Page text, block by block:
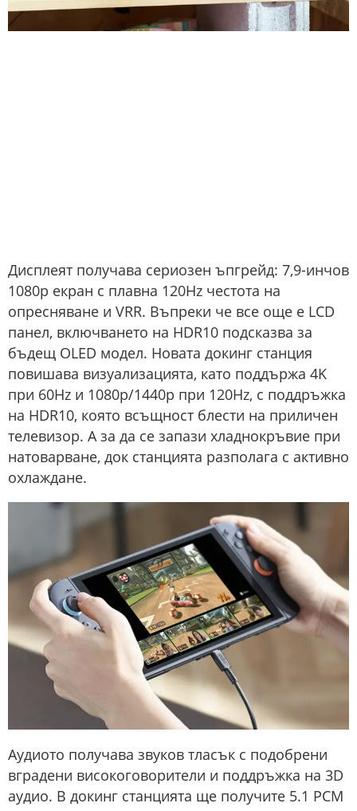
Дисплеят получава сериозен ъпгрейд: 7,9-инчов
1080p екран с плавна 120Hz честота на
опресняване и VRR. Въпреки че все още е LCD
панел, включването на HDR10 подсказва за
бъдещ OLED модел. Новата докинг станция
повишава визуализацията, като поддържа 4K
при 60Hz и 1080p/1440p при 120Hz, с поддръжка
на HDR10, която всъщност блести на приличен
телевизор. А за да се запази хладнокръвие при
натоварване, док станцията разполага с активно
охлаждане.
Аудиото получава звуков тласък с подобрени
вградени високоговорители и поддръжка на 3D
аудио. В докинг станцията ще получите 5.1 PCM